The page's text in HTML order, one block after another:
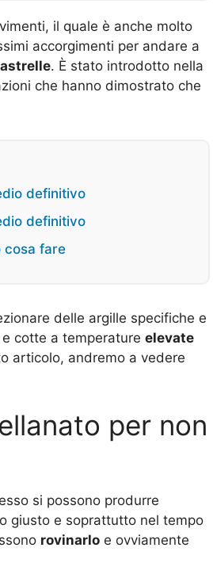
il quale è anche molto
accorgimenti per andare a
. È stato introdotto nella
che hanno dimostrato che
definitivo
definitivo
cosa fare
delle argille specifiche e
cotte a temperature elevate
articolo, andremo a vedere
per non
si possono produrre
giusto e soprattutto nel tempo
rovinarlo e ovviamente